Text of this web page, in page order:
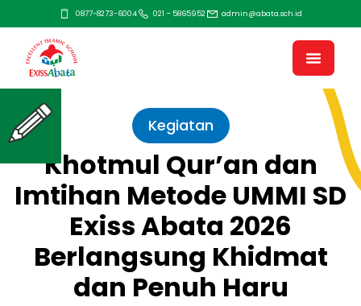
0877-8273-6004 021 – 5865952 admin@abata.sch.id
Kegiatan
Khotmul Qur’an dan
Imtihan Metode UMMI SD
Exiss Abata 2026
Berlangsung Khidmat
dan Penuh Haru